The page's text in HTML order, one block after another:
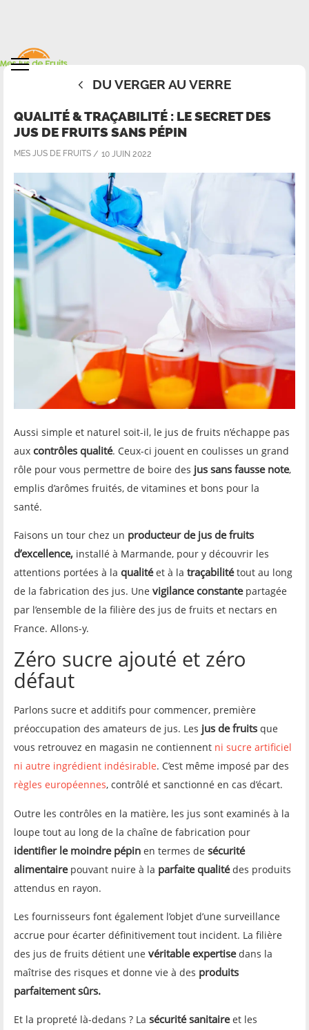
DU VERGER AU VERRE
QUALITÉ & TRAÇABILITÉ : LE SECRET DES
JUS DE FRUITS SANS PÉPIN
MES JUS DE FRUITS 10 JUIN 2022
Aussi simple et naturel soit-il, le jus de fruits n’échappe pas
aux contrôles qualité. Ceux-ci jouent en coulisses un grand
rôle pour vous permettre de boire des jus sans fausse note,
emplis d’arômes fruités, de vitamines et bons pour la
santé.
Faisons un tour chez un producteur de jus de fruits
d’excellence, installé à Marmande, pour y découvrir les
attentions portées à la qualitéet à la traçabilitétout au long
de la fabrication des jus. Une vigilance constantepartagée
par l’ensemble de la filière des jus de fruits et nectars en
France. Allons-y.
Zéro sucre ajouté et zéro
défaut
Parlons sucre et additifs pour commencer, première
préoccupation des amateurs de jus. Les jus de fruits que
vous retrouvez en magasin ne contiennent ni sucre artificiel
ni autre ingrédient indésirable. C’est même imposé par des
règles européennes, contrôlé et sanctionné en cas d’écart.
Outre les contrôles en la matière, les jus sont examinés à la
loupe tout au long de la chaîne de fabrication pour
identifier le moindre pépin en termes de sécurité
alimentairepouvant nuire à la parfaite qualitédes produits
attendus en rayon.
Les fournisseurs font également l’objet d’une surveillance
accrue pour écarter définitivement tout incident. La filière
des jus de fruits détient une véritable expertisedans la
maîtrise des risques et donne vie à des produits
parfaitement sûrs.
Et la propreté là-dedans ? La sécurité sanitaireet les